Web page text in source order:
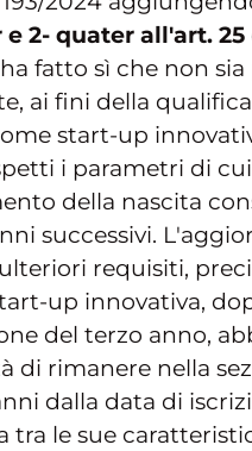
e 2- quater all'art. 25
ha fatto sì che non sia
ai fini della
start-up
i parametri di
della nascita
successivi.
requisiti,
up innovativa,
del terzo anno,
di rimanere nella
dalla data di
tra le sue